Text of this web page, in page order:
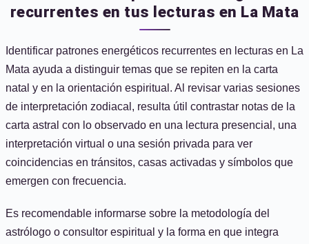
recurrentes en tus lecturas en La Mata
Identificar patrones energéticos recurrentes en lecturas en La
Mata ayuda a distinguir temas que se repiten en la carta
natal y en la orientación espiritual. Al revisar varias sesiones
de interpretación zodiacal, resulta útil contrastar notas de la
carta astral con lo observado en una lectura presencial, una
interpretación virtual o una sesión privada para ver
coincidencias en tránsitos, casas activadas y símbolos que
emergen con frecuencia.
Es recomendable informarse sobre la metodología del
astrólogo o consultor espiritual y la forma en que integra